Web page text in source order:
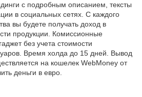
с подробным описанием, тексты
в социальных сетях. С каждого
вы будете получать доход в
продукции. Комиссионные
без учета стоимости
Время холда до 15 дней. Вывод
на кошелек WebMoney от
деньги в евро.